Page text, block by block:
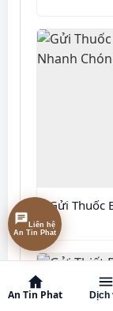
Gửi Thuốc
An Tin Phat Dịch
Liên hệ An Tin Phat